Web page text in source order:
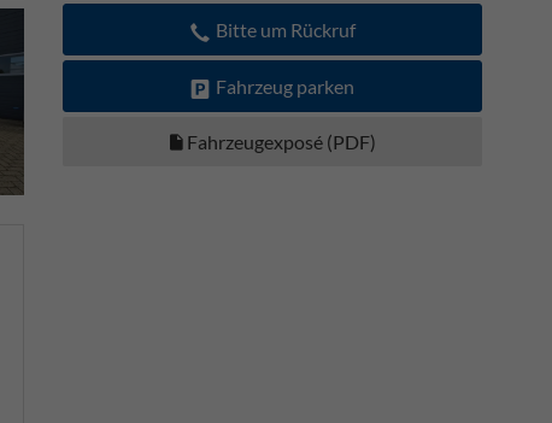
Bitte um Rückruf
Fahrzeug parken
Fahrzeugexposé (PDF)